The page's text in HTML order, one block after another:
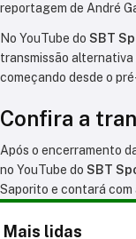
reportagem de André
No YouTube do SBT
transmissão alternativa
começando desde o
Confira a
Após o encerramento
no YouTube do SBT
Saporito e contará com
Mais lidas